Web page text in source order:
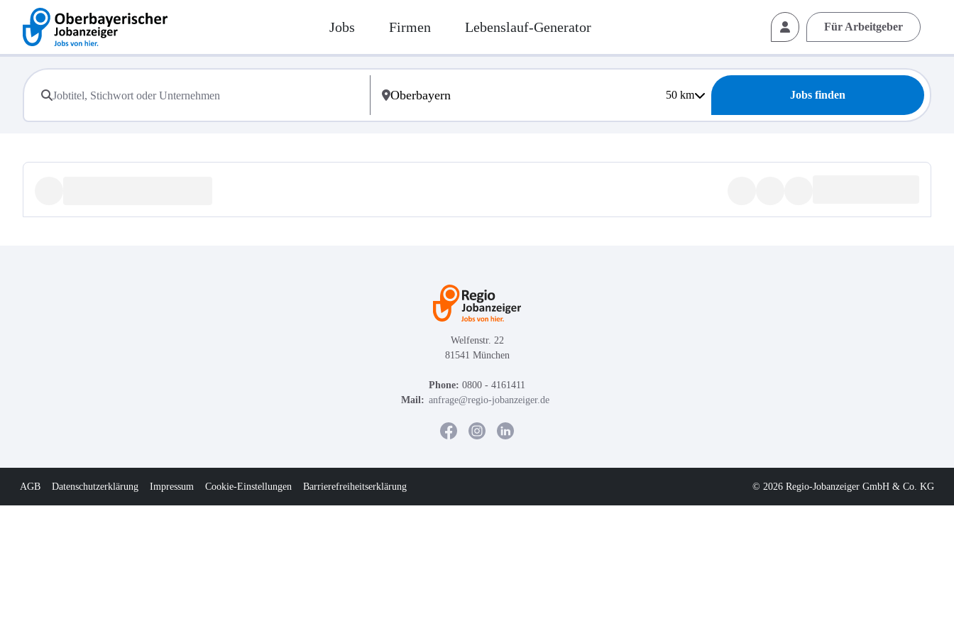
Jobs Firmen Lebenslauf-Generator Für Arbeitgeber
50km Jobs finden
Welfenstr. 22
81541 München
Phone: 0800 - 4161411
Mail: anfrage@regio-jobanzeiger.de
AGB Datenschutzerklärung Impressum Cookie-Einstellungen Barrierefreiheitserklärung © 2026 Regio-Jobanzeiger GmbH & Co. KG